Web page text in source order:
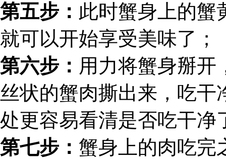
第五步： 此时蟹身上的蟹
就可以开始享受美味了；
第六步： 用力将蟹身掰开
丝状的蟹肉撕出来，吃
处更容易看清是否吃干净
第七步： 蟹身上的肉吃完